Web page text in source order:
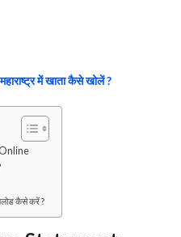
में खाता कैसे खोलें ?
कैसे करें ?